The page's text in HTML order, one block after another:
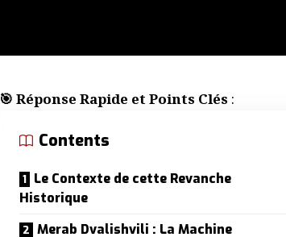
🎯 Réponse Rapide et Points Clés :
Contents
Le Contexte de cette Revanche
Historique
Merab Dvalishvili : La Machine